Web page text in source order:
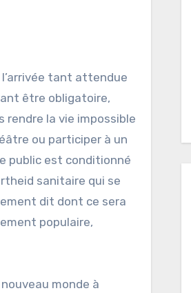
l’arrivée tant attendue
être obligatoire,
rendre la vie impossible
ou participer à un
public est conditionné
sanitaire qui se
dit dont ce sera
populaire,
monde à